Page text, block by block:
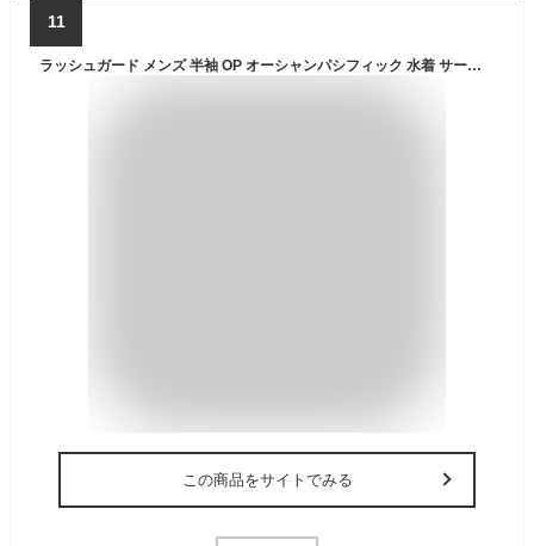
11
ラッシュガード メンズ 半袖 OP オーシャンパシフィック 水着 サーフブランド UPF50+ 大きなサイズ 3L 4L 5L XXL XXXL XXXXL【あす楽対応】513482
この商品をサイトでみる